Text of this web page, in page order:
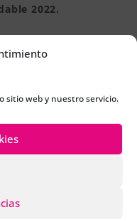
sitio web y nuestro servicio.
2022.
!
estas Navidades→